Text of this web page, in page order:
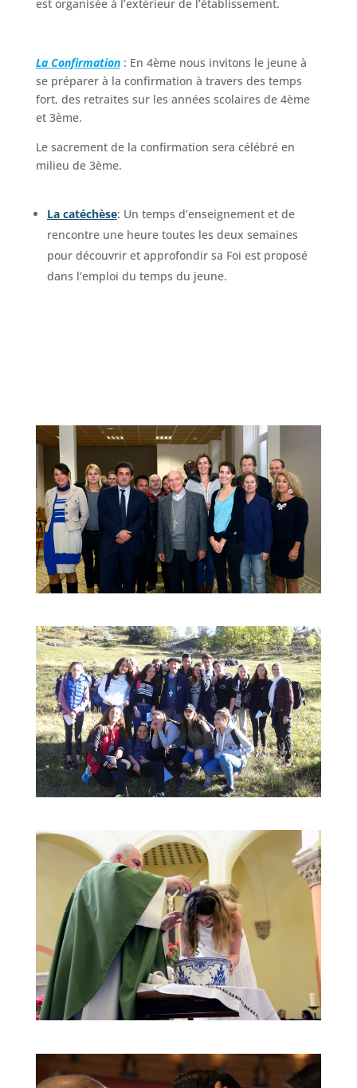
est organisée à l’extérieur de l’établissement.
La Confirmation: En 4ème nous invitons le jeune à
se préparer à la confirmation à travers des temps
fort, des retraites sur les années scolaires de 4ème
et 3ème.
Le sacrement de la confirmation sera célébré en
milieu de 3ème.
La catéchèse: Un temps d’enseignement et de
rencontre une heure toutes les deux semaines
pour découvrir et approfondir sa Foi est proposé
dans l’emploi du temps du jeune.